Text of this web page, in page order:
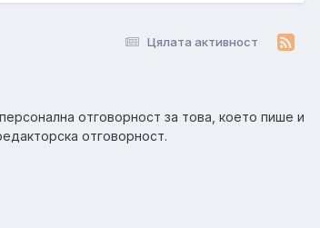
Цялата активност
отговорност за това, което пише и
отговорност.